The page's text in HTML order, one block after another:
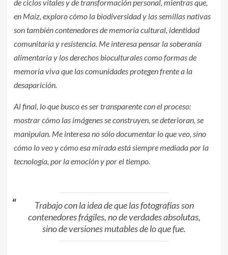
de ciclos vitales y de transformación personal, mientras que,
en Maíz, exploro cómo la biodiversidad y las semillas nativas
son también contenedores de memoria cultural, identidad
comunitaria y resistencia. Me interesa pensar la soberanía
alimentaria y los derechos bioculturales como formas de
memoria viva que las comunidades protegen frente a la
desaparición.
Al final, lo que busco es ser transparente con el proceso:
mostrar cómo las imágenes se construyen, se deterioran, se
manipulan. Me interesa no sólo documentar lo que veo, sino
cómo lo veo y cómo esa mirada está siempre mediada por la
tecnología, por la emoción y por el tiempo.
Trabajo con la idea de que las fotografías son
contenedores frágiles, no de verdades absolutas,
sino de versiones mutables de lo que fue.